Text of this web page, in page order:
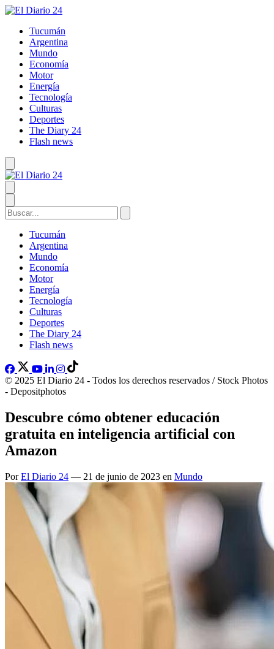
Tucumán
Argentina
Mundo
Economía
Motor
Energía
Tecnología
Culturas
Deportes
The Diary 24
Flash news
Tucumán
Argentina
Mundo
Economía
Motor
Energía
Tecnología
Culturas
Deportes
The Diary 24
Flash news
© 2025 El Diario 24 - Todos los derechos reservados / Stock Photos
- Depositphotos
Descubre cómo obtener educación
gratuita en inteligencia artificial con
Amazon
PorEl Diario 24 — 21 de junio de 2023 en Mundo